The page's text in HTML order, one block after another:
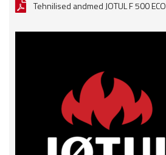
Tehnilised andmed JOTUL F 500 ECO